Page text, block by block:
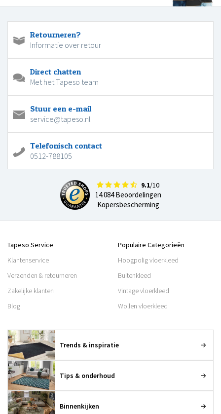
Retourneren?
Informatie over retour
Direct chatten
Met het Tapeso team
Stuur een e-mail
service@tapeso.nl
Telefonisch contact
0512-788105
9.1/10
14.084 Beoordelingen
Kopersbescherming
Tapeso Service
Klantenservice
Verzenden & retourneren
Zakelijke klanten
Blog
Populaire Categorieën
Hoogpolig vloerkleed
Buitenkleed
Vintage vloerkleed
Wollen vloerkleed
Trends & inspiratie
Tips & onderhoud
Binnenkijken